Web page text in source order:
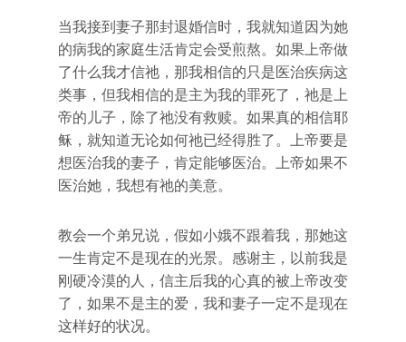
当我接到妻子那封退婚信时，我就知道因为她
的病我的家庭生活肯定会受煎熬。如果上帝做
了什么我才信祂，那我相信的只是医治疾病这
类事，但我相信的是主为我的罪死了，祂是上
帝的儿子，除了祂没有救赎。如果真的相信耶
稣，就知道无论如何祂已经得胜了。上帝要是
想医治我的妻子，肯定能够医治。上帝如果不
医治她，我想有祂的美意。
教会一个弟兄说，假如小娥不跟着我，那她这
一生肯定不是现在的光景。感谢主，以前我是
刚硬冷漠的人，信主后我的心真的被上帝改变
了，如果不是主的爱，我和妻子一定不是现在
这样好的状况。